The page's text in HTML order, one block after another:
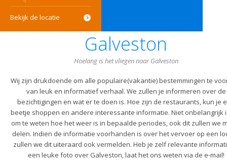
Bekijk de locatie
Galveston
Hoelang is het vliegen naar Galveston
Wij zijn drukdoende om alle populaire(vakantie) bestemmingen te
van leuk en informatief verhaal. We zullen je informeren over de
bezichtigingen en wat er te doen is. Hoe zijn de restaurants, kun je
beetje shoppen en andere interessante informatie. Niet onbelangrijk
om te weten hoe het weer is in bepaalde periodes, ook dit zullen we
delen. Indien de informatie voorhanden is over het vervoer op een
zullen we dit uiteraard ook vermelden. Heb je zelf relevante
een leuke foto over Galveston, laat het ons weten via de e-mail!